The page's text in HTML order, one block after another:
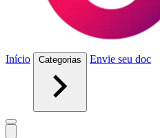
Início Categorias Envie seu doc